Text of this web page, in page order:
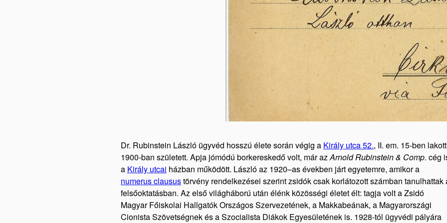
Dr. Rubinstein László ügyvéd hosszú élete során végig a Király utca 52., II. em. 15-ben
1900-ban született. Apja jómódú borkereskedő volt, már azArnold Rubinstein & Comp. cég
a Király utcai házban működött. László az 1920–as években járt egyetemre, amikor a
numerus clausustörvény rendelkezései szerint zsidók csak korlátozott számban tanulhattak
felsőoktatásban. Az első világháború után élénk közösségi életet élt: tagja volt a Zsidó
Magyar Főiskolai Hallgatók Országos Szervezetének, a Makkabeának, a Magyarországi
Cionista Szövetségnek és a Szocialista Diákok Egyesületének is. 1928-tól ügyvédi pályára